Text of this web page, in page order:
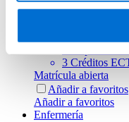
Cirugía
3 Créditos
Matrícula abierta
Añadir a favoritos
Añadir a favoritos
Enfermería